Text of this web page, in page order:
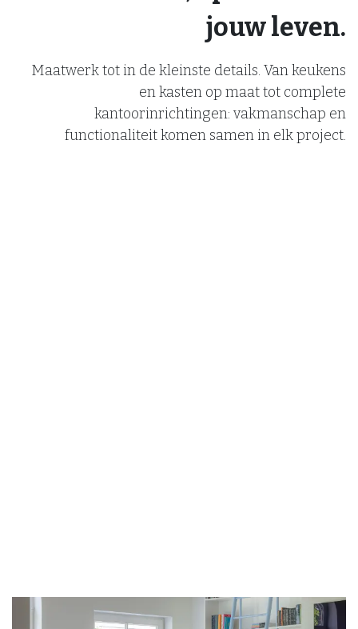
jouw leven.
Maatwerk tot in de kleinste details. Van keukens
en kasten op maat tot complete
kantoorinrichtingen: vakmanschap en
functionaliteit komen samen in elk project.